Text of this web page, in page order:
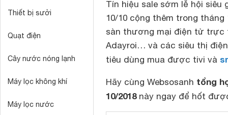
Thiết bị sưởi
Quạt điện
Cây nước nóng lạnh
Máy lọc không khí
Máy lọc nước
Tín hiệu sale sớm lễ hội siêu
10/10 cộng thêm trong tháng
sàn thương mại điện tử
Adayroi… và các siêu thị
tiêu dùng mua được tivi và
Hãy cùng Websosanh tổng
10/2018này ngay để hốt